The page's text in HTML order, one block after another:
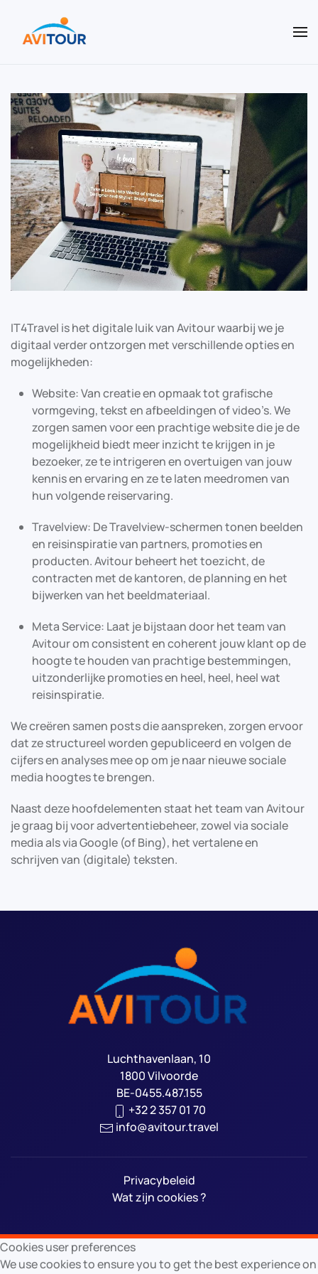
Terug naar hoofdinhoud
IT4Travel is het digitale luik van Avitour waarbij we je
digitaal verder ontzorgen met verschillende opties en
mogelijkheden:
Website: Van creatie en opmaak tot grafische
vormgeving, tekst en afbeeldingen of video’s. We
zorgen samen voor een prachtige website die je de
mogelijkheid biedt meer inzicht te krijgen in je
bezoeker, ze te intrigeren en overtuigen van jouw
kennis en ervaring en ze te laten meedromen van
hun volgende reiservaring.
Travelview: De Travelview-schermen tonen beelden
en reisinspiratie van partners, promoties en
producten. Avitour beheert het toezicht, de
contracten met de kantoren, de planning en het
bijwerken van het beeldmateriaal.
Meta Service: Laat je bijstaan door het team van
Avitour om consistent en coherent jouw klant op de
hoogte te houden van prachtige bestemmingen,
uitzonderlijke promoties en heel, heel, heel wat
reisinspiratie.
We creëren samen posts die aanspreken, zorgen ervoor
dat ze structureel worden gepubliceerd en volgen de
cijfers en analyses mee op om je naar nieuwe sociale
media hoogtes te brengen.
Naast deze hoofdelementen staat het team van Avitour
je graag bij voor advertentiebeheer, zowel via sociale
media als via Google (of Bing), het vertalene en
schrijven van (digitale) teksten.
Luchthavenlaan, 10
1800 Vilvoorde
BE-0455.487.155
+32 2 357 01 70
info@avitour.travel
Privacybeleid
Wat zijn cookies ?
Cookies user preferences
We use cookies to ensure you to get the best experience on